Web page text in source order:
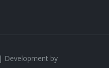
| Development by